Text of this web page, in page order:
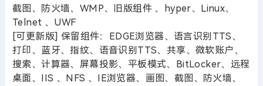
截图、防火墙、WMP、旧版组件 、hyper、Linux、
Telnet 、UWF
[可更新版] 保留组件：EDGE浏览器、语言识别TTS、
打印、蓝牙、指纹、语音识别TTS、共享、微软账户、
搜索、计算器、屏幕投影、平板模式、BitLocker、远程
桌面、IIS 、NFS 、IE浏览器、画图、截图、防火墙、